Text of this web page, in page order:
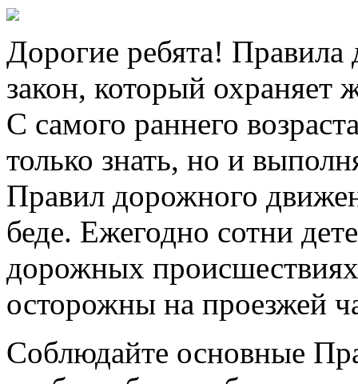
Дорогие ребята!
закон, который охраняет
С самого раннего
только знать, но и
Правил дорожного
беде. Ежегодно сотни
дорожных
осторожны на проезжей
Соблюдайте основные